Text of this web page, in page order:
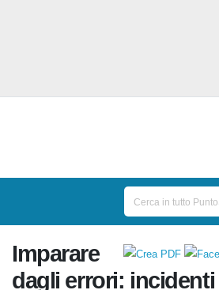
Imparare